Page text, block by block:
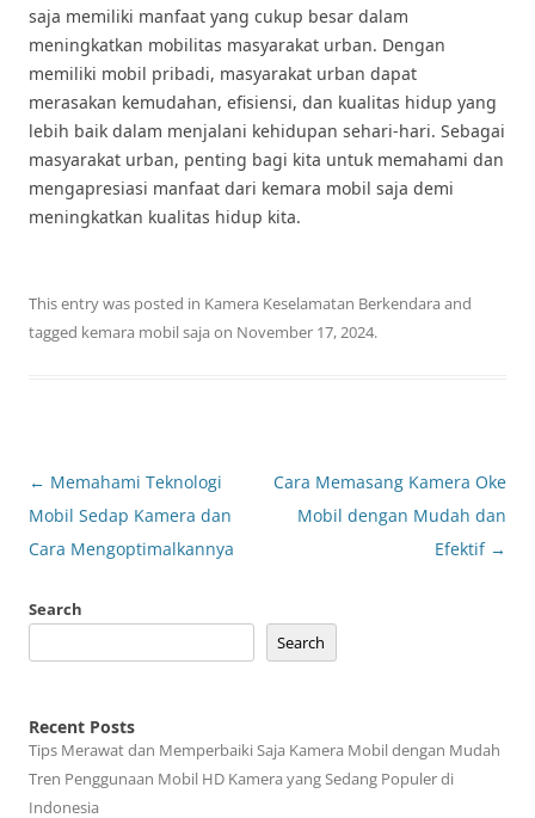
saja memiliki manfaat yang cukup besar dalam
meningkatkan mobilitas masyarakat urban. Dengan
memiliki mobil pribadi, masyarakat urban dapat
merasakan kemudahan, efisiensi, dan kualitas hidup yang
lebih baik dalam menjalani kehidupan sehari-hari. Sebagai
masyarakat urban, penting bagi kita untuk memahami dan
mengapresiasi manfaat dari kemara mobil saja demi
meningkatkan kualitas hidup kita.
This entry was posted in Kamera Keselamatan Berkendara and
tagged kemara mobil saja on November 17, 2024.
Post
navigation
← Memahami Teknologi
Mobil Sedap Kamera dan
Cara Mengoptimalkannya
Cara Memasang Kamera Oke
Mobil dengan Mudah dan
Efektif →
Search
Search
Recent Posts
Tips Merawat dan Memperbaiki Saja Kamera Mobil dengan Mudah
Tren Penggunaan Mobil HD Kamera yang Sedang Populer di
Indonesia